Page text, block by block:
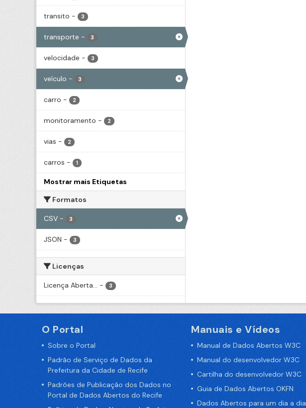
transito - 3
transporte - 3
velocidade - 3
veículo - 3
carro - 2
monitoramento - 2
vias - 2
carros - 1
Mostrar mais Etiquetas
Formatos
CSV - 3
JSON - 3
Licenças
Licença Aberta... - 3
O Portal
Sobre o Portal
Padrão de Serviço de Dados da
Prefeitura da Cidade de Recife
Padrões de Publicação dos Dados no
Portal de Dados Abertos do Recife
Manuais e Vídeos
Manual de Dados Abertos W3C
Manual do desenvolvedor W3C
Cartilha do desenvolvedor W3C
Guia de Dados Abertos OKFN
Dados Abertos para um dia a dia